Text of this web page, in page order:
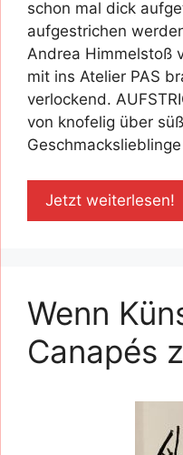
schon mal dick
aufgestrichen
Andrea Himmelstoß
mit ins Atelier PAS
verlockend.
von knofelig über
Jetzt weiterlesen!
Wenn
Canapés